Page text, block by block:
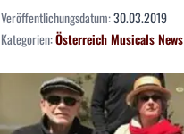
Veröffentlichungsdatum:30.03.2019
Kategorien:ÖsterreichMusicalsNews